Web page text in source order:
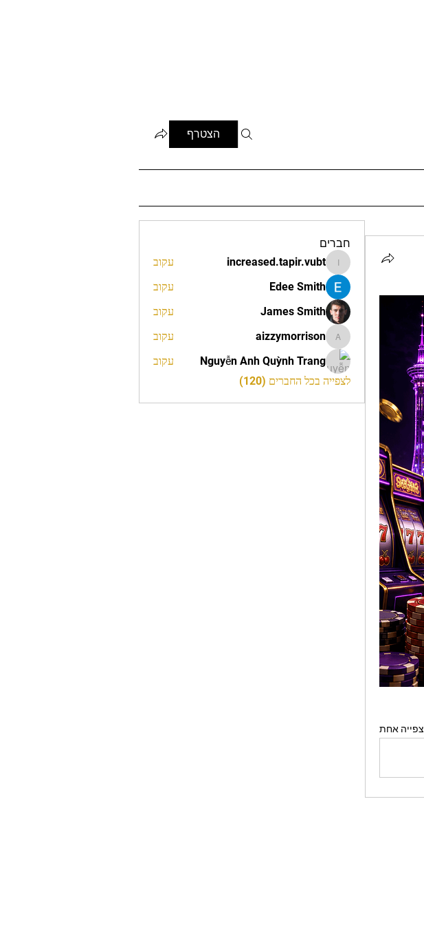
הצטרף
צפייה אחת
חברים
increased.tapir.vubt
increased.tapir.vubt
עקוב
Edee Smith
עקוב
James Smith
עקוב
aizzymorrison
aizzymorrison
עקוב
Nguyễn Anh Quỳnh Trang
עקוב
לצפייה בכל החברים (120)